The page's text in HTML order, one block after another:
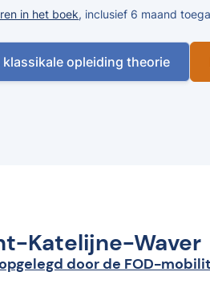
in het boek, inclusief 6 maand
klassikale opleiding theorie
Katelijne-Waver
door de FOD-